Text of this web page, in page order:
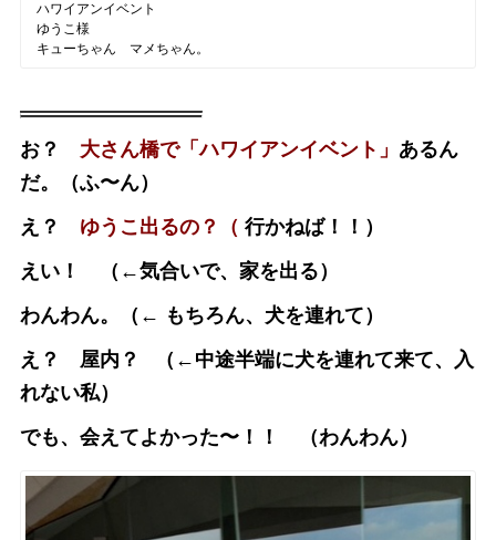
ハワイアンイベント
ゆうこ様
キューちゃん マメちゃん。
お？ 大さん橋で「ハワイアンイベント」 あるん
だ。（ふ〜ん）
え？ ゆうこ出るの？（ 行かねば！！）
えい！ （←気合いで、家を出る）
わんわん。（← もちろん、犬を連れて）
え？ 屋内？
（←中途半端に犬を連れて来て、入
れない私）
でも、会えてよかった〜！！ （わんわん）